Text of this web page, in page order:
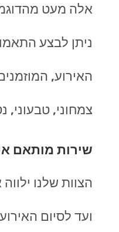
אלה מעט
ניתן לבצע
האירוע,
צמחוני, טבעוני,
שירות מותאם
הצוות שלנו
ועד לסיום